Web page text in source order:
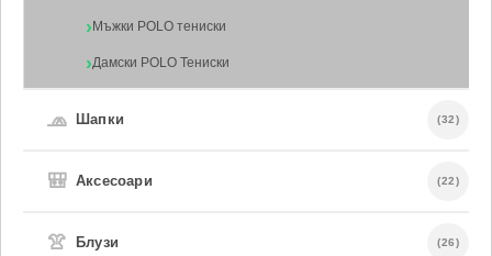
Мъжки POLO тениски
Дамски POLO Тениски
🧢 Шапки (32)
🎒 Аксесоари (22)
👚 Блузи (26)